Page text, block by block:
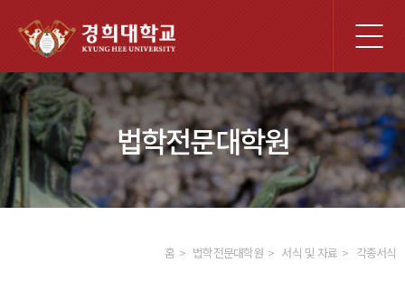
체
메
뉴
법학전문대학원
홈 법학전문대학원 서식 및 자료 각종서식